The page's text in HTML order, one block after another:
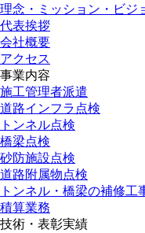
理念・ミッション・ビジ
代表挨拶
会社概要
アクセス
事業内容
施工管理者派遣
道路インフラ点検
トンネル点検
橋梁点検
砂防施設点検
道路附属物点検
トンネル・橋梁の補修工
積算業務
技術・表彰実績